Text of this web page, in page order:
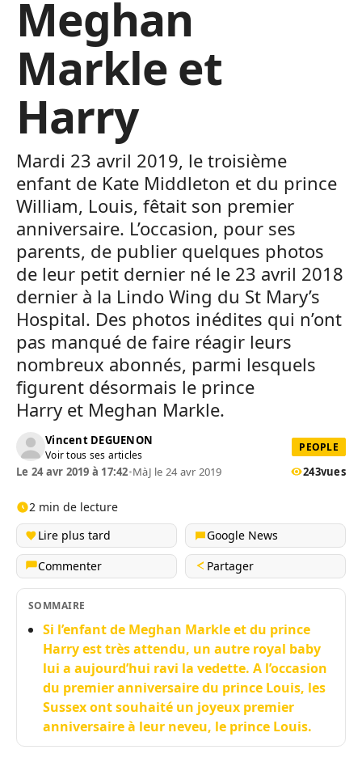
Meghan
Markle et
Harry
Mardi 23 avril 2019, le troisième
enfant de Kate Middleton et du prince
William, Louis, fêtait son premier
anniversaire. L’occasion, pour ses
parents, de publier quelques photos
de leur petit dernier né le 23 avril 2018
dernier à la Lindo Wing du St Mary’s
Hospital. Des photos inédites qui n’ont
pas manqué de faire réagir leurs
nombreux abonnés, parmi lesquels
figurent désormais le prince
Harry et Meghan Markle.
Vincent DEGUENON
Voir tous ses articles
PEOPLE
Le 24 avr 2019 à 17:42•MàJ le 24 avr 2019 243vues
2 min de lecture
Lire plus tard
Google News
Commenter
Partager
SOMMAIRE
Si l’enfant de Meghan Markle et du prince
Harry est très attendu, un autre royal baby
lui a aujourd’hui ravi la vedette. A l’occasion
du premier anniversaire du prince Louis, les
Sussex ont souhaité un joyeux premier
anniversaire à leur neveu, le prince Louis.